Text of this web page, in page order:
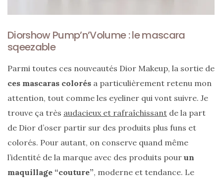
Diorshow Pump’n’Volume : le mascara
sqeezable
Parmi toutes ces nouveautés Dior Makeup, la sortie de
ces mascaras colorés a particulièrement retenu mon
attention, tout comme les eyeliner qui vont suivre. Je
trouve ça très audacieux et rafraîchissant de la part
de Dior d’oser partir sur des produits plus funs et
colorés. Pour autant, on conserve quand même
l’identité de la marque avec des produits pour un
maquillage “couture”, moderne et tendance. Le